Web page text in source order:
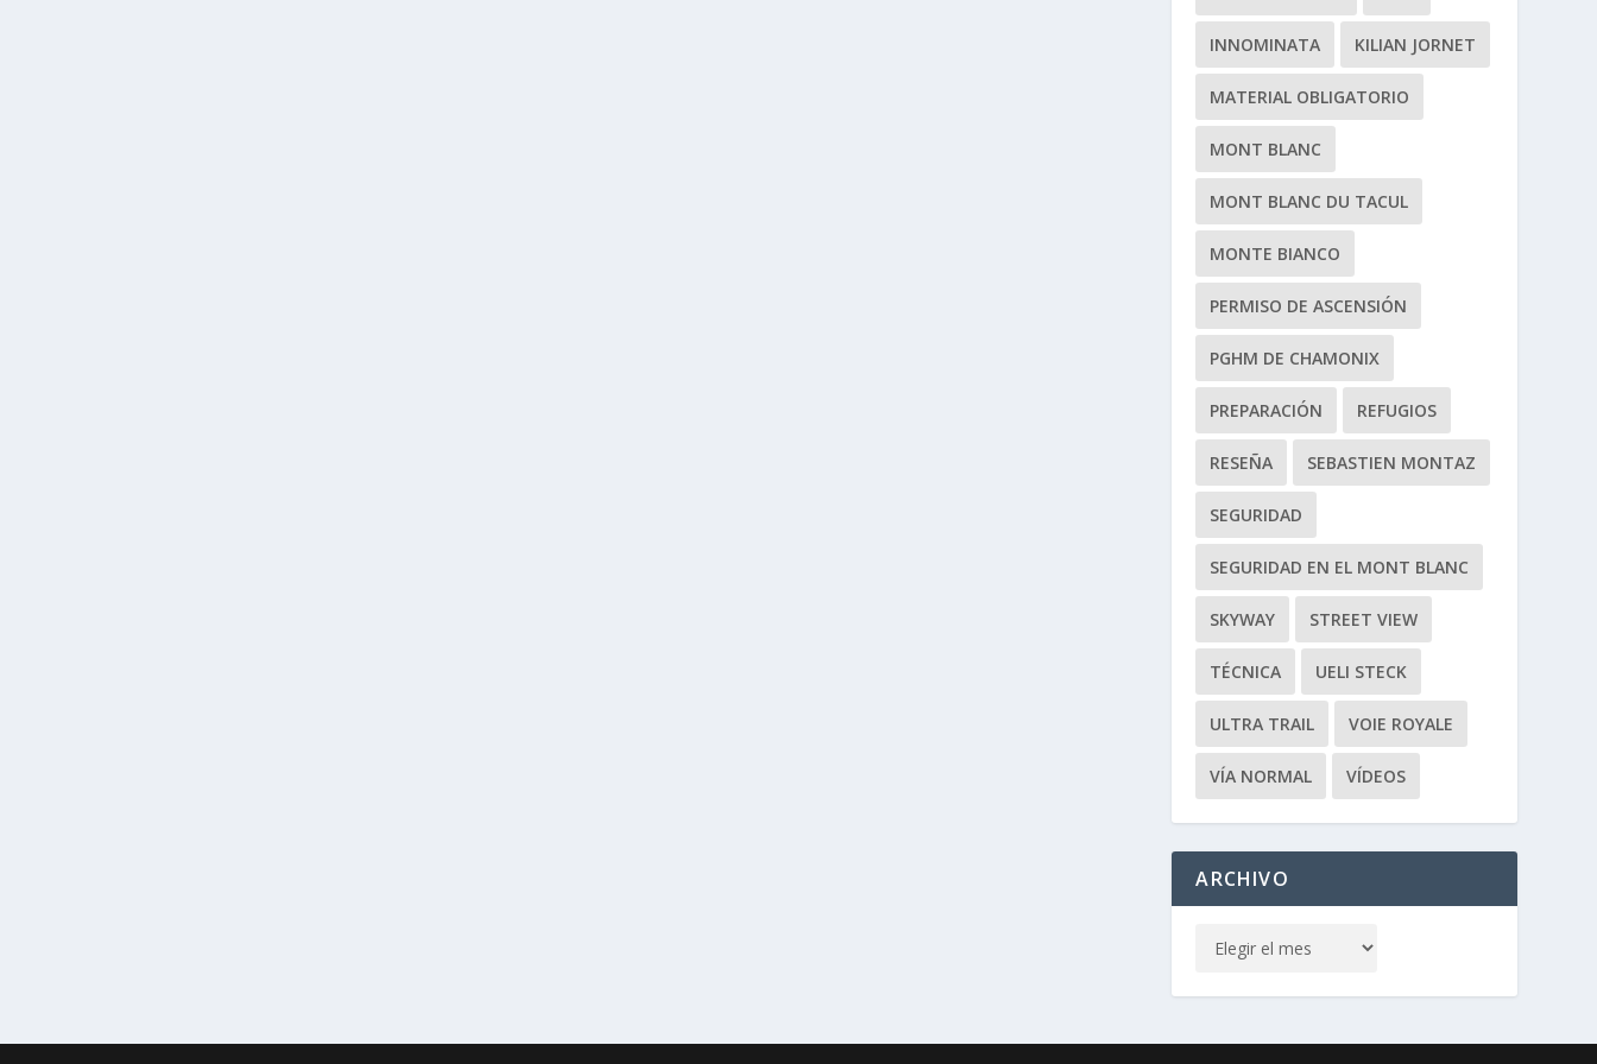
INNOMINATA KILIAN JORNET
MATERIAL OBLIGATORIO
MONT BLANC
MONT BLANC DU TACUL
MONTE BIANCO
PERMISO DE ASCENSIÓN
PGHM DE CHAMONIX
PREPARACIÓN REFUGIOS
RESEÑA SEBASTIEN MONTAZ
SEGURIDAD
SEGURIDAD EN EL MONT BLANC
SKYWAY STREET VIEW
TÉCNICA UELI STECK
ULTRA TRAIL VOIE ROYALE
VÍA NORMAL VÍDEOS
ARCHIVO